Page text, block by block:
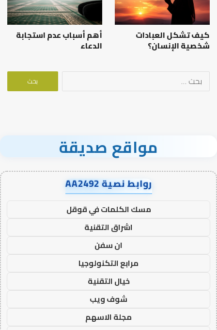
كيف تشكل العبادات
شخصية الإنسان؟
أهم أسباب عدم استجابة
الدعاء
البحث
مواقع صديقة
روابط نصية AA2492
مسك الكلمات في قوقل
اشراق التقنية
ان سفن
مرابع التكنولوجيا
خيال التقنية
شوف ويب
مجلة الاسهم